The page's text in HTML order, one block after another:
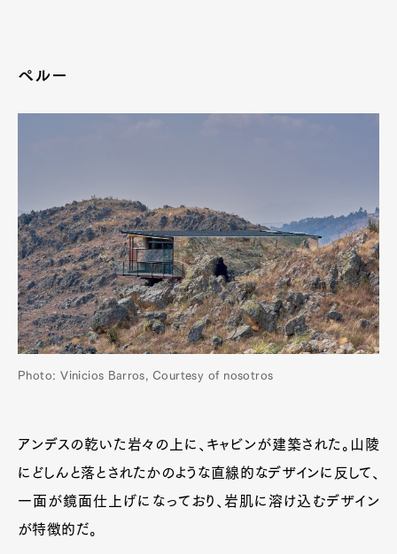
ペルー
Photo: Vinicios Barros, Courtesy of nosotros
アンデスの乾いた岩々の上に、キャビンが建築された。山陵
にどしんと落とされたかのような直線的なデザインに反して、
一面が鏡面仕上げになっており、岩肌に溶け込むデザイン
が特徴的だ。